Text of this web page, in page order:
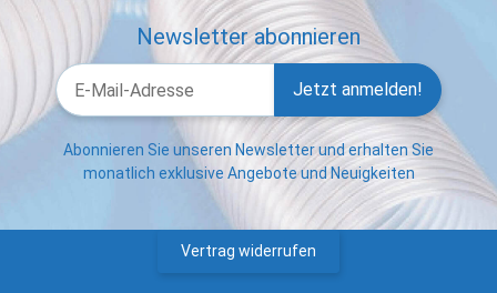
Newsletter abonnieren
Jetzt anmelden!
Abonnieren Sie unseren Newsletter und erhalten Sie
monatlich exklusive Angebote und Neuigkeiten
Vertrag widerrufen